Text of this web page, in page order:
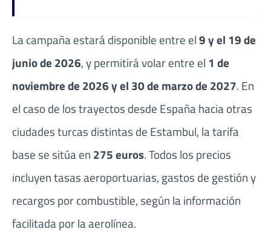
La campaña estará disponible entre el9 y el 19 de
junio de 2026, y permitirá volar entre el 1 de
noviembre de 2026 y el 30 de marzo de 2027. En
el caso de los trayectos desde España hacia otras
ciudades turcas distintas de Estambul, la tarifa
base se sitúa en 275 euros. Todos los precios
incluyen tasas aeroportuarias, gastos de gestión y
recargos por combustible, según la información
facilitada por la aerolínea.